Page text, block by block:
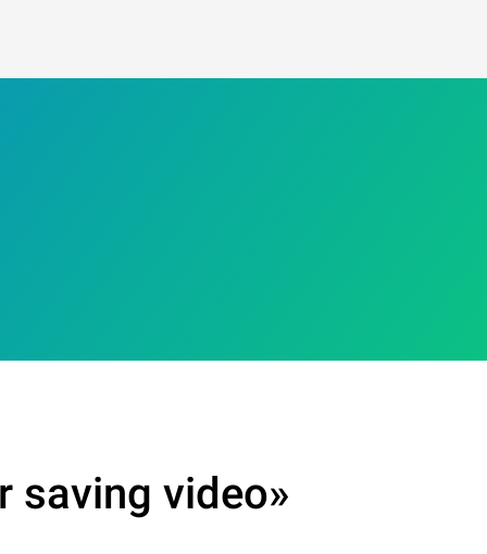
saving video»